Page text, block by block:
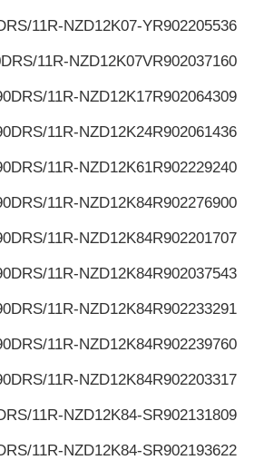
R902205536
11R-NZD12K07-Y
R902037160
11R-NZD12K07V
R902064309
11R-NZD12K17
R902061436
11R-NZD12K24
R902229240
11R-NZD12K61
R902276900
11R-NZD12K84
R902201707
11R-NZD12K84
R902037543
11R-NZD12K84
R902233291
11R-NZD12K84
R902239760
11R-NZD12K84
R902203317
11R-NZD12K84
R902131809
11R-NZD12K84-S
R902193622
11R-NZD12K84-S